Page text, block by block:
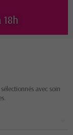
avec soin